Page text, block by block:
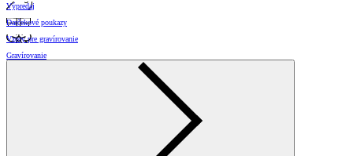
Výpredaj
Darčekové poukazy
Vzory pre gravírovanie
Gravírovanie